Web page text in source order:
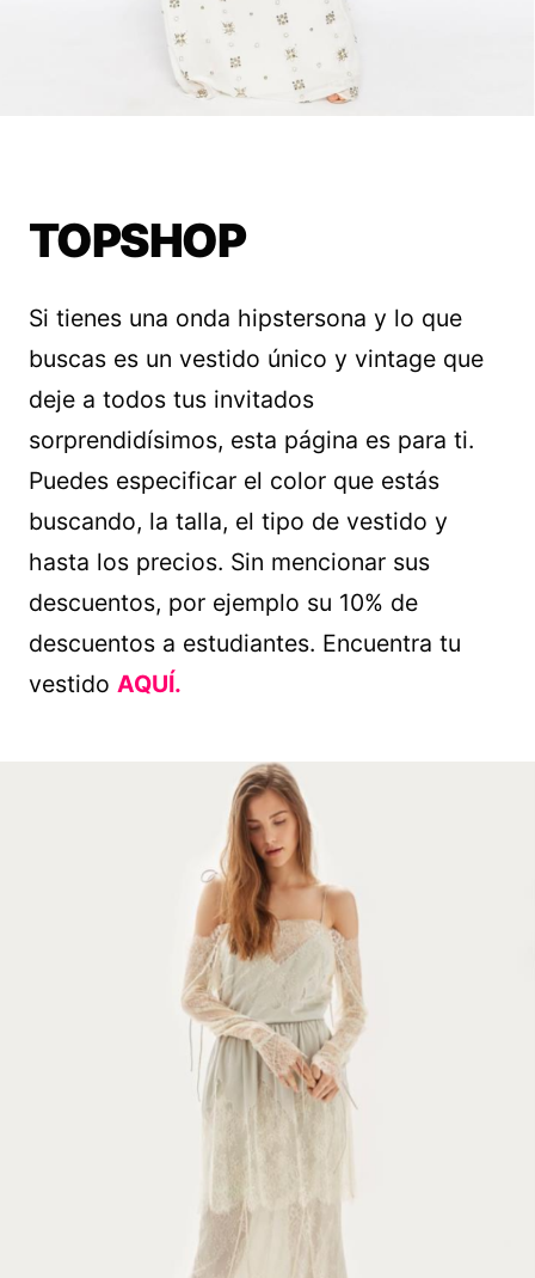
TOPSHOP
Si tienes una onda hipstersona y lo que
buscas es un vestido único y vintage que
deje a todos tus invitados
sorprendidísimos, esta página es para ti.
Puedes especificar el color que estás
buscando, la talla, el tipo de vestido y
hasta los precios. Sin mencionar sus
descuentos, por ejemplo su 10% de
descuentos a estudiantes. Encuentra tu
vestido AQUÍ.